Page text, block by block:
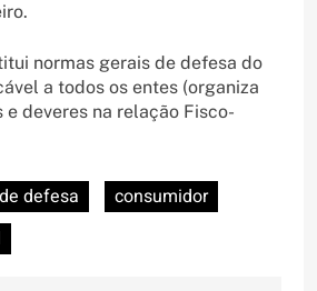
normas gerais de defesa do
a todos os entes (organiza
deveres na relação Fisco-
defesa
consumidor